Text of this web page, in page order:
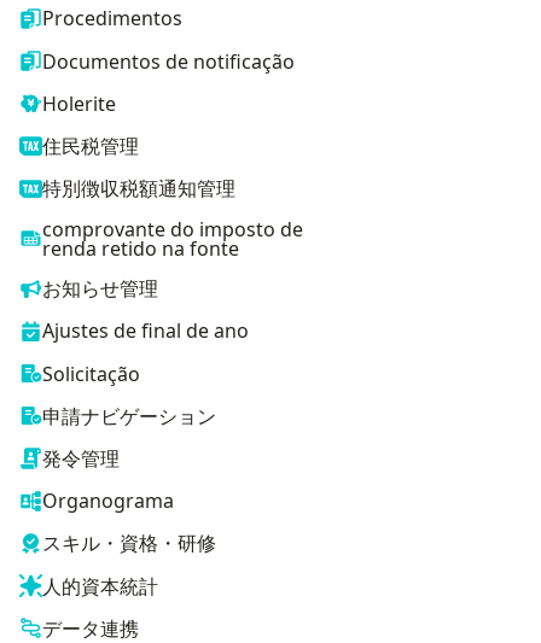
Procedimentos
Documentos de notificação
Holerite
住民税管理
特別徴収税額通知管理
comprovante do imposto de
renda retido na fonte
お知らせ管理
Ajustes de final de ano
Solicitação
申請ナビゲーション
発令管理
Organograma
スキル・資格・研修
人的資本統計
データ連携